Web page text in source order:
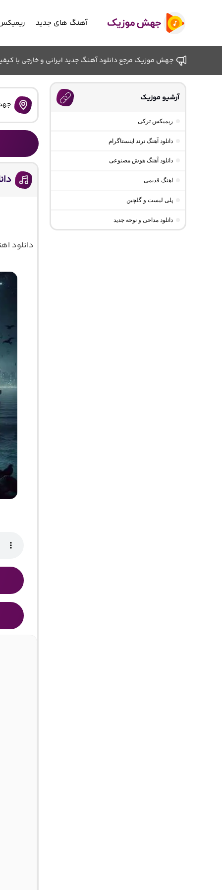
آهنگ های جدید
جهش موزیک مرجع دانلود آهنگ جدید ایرانی و خارجی با
دانلود
آرشیو موزیک
ریمیکس ترکی
دانلود آهنگ ترند اینستاگرام
دانلود آهنگ هوش مصنوعی
اهنگ قدیمی
پلی لیست و گلچین
دانلود مداحی و نوحه جدید